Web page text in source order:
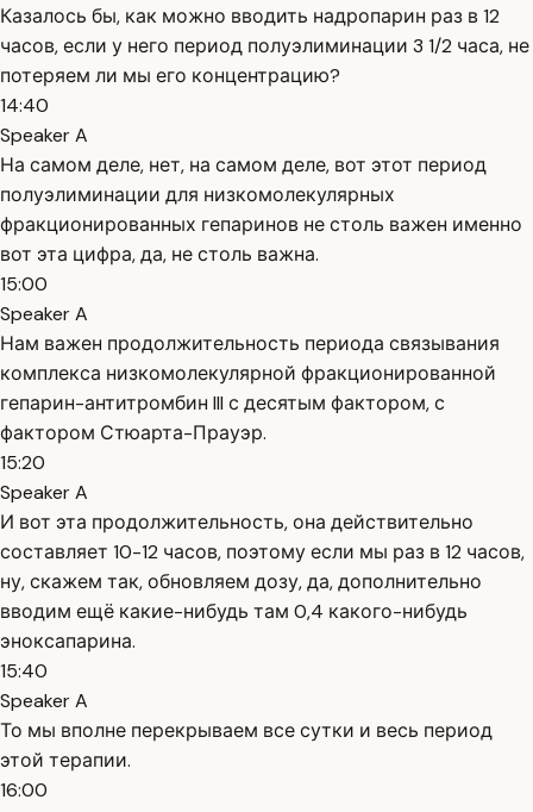
Казалось бы, как можно вводить надропарин раз в 12
часов, если у него период полуэлиминации 3 1/2 часа, не
потеряем ли мы его концентрацию?
14:40
Speaker A
На самом деле, нет, на самом деле, вот этот период
полуэлиминации для низкомолекулярных
фракционированных гепаринов не столь важен именно
вот эта цифра, да, не столь важна.
15:00
Speaker A
Нам важен продолжительность периода связывания
комплекса низкомолекулярной фракционированной
гепарин-антитромбин III с десятым фактором, с
фактором Стюарта-Прауэр.
15:20
Speaker A
И вот эта продолжительность, она действительно
составляет 10-12 часов, поэтому если мы раз в 12 часов,
ну, скажем так, обновляем дозу, да, дополнительно
вводим ещё какие-нибудь там 0,4 какого-нибудь
эноксапарина.
15:40
Speaker A
То мы вполне перекрываем все сутки и весь период
этой терапии.
16:00